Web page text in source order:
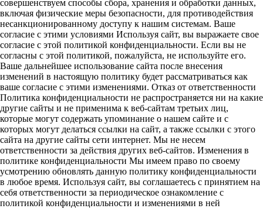
совершенствуем способы сбора, хранения и обработки данных,
включая физические меры безопасности, для противодействия
несанкционированному доступу к нашим системам. Ваше
согласие с этими условиями Используя сайт, вы выражаете свое
согласие с этой политикой конфиденциальности. Если вы не
согласны с этой политикой, пожалуйста, не используйте его.
Ваше дальнейшее использование сайта после внесения
изменений в настоящую политику будет рассматриваться как
ваше согласие с этими изменениями. Отказ от ответственности
Политика конфиденциальности не распространяется ни на какие
другие сайты и не применима к веб-сайтам третьих лиц,
которые могут содержать упоминание о нашем сайте и с
которых могут делаться ссылки на сайт, а также ссылки с этого
сайта на другие сайты сети интернет. Мы не несем
ответственности за действия других веб-сайтов. Изменения в
политике конфиденциальности Мы имеем право по своему
усмотрению обновлять данную политику конфиденциальности
в любое время. Используя сайт, вы соглашаетесь с принятием на
себя ответственности за периодическое ознакомление с
политикой конфиденциальности и изменениями в ней